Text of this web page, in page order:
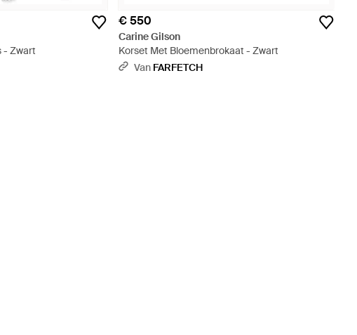
- Zwart
€ 550
Carine Gilson
Korset Met Bloemenbrokaat - Zwart
Van FARFETCH